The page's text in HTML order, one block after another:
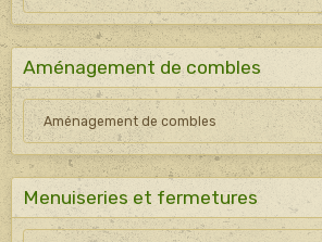
Aménagement de combles
Aménagement de combles
Menuiseries et fermetures